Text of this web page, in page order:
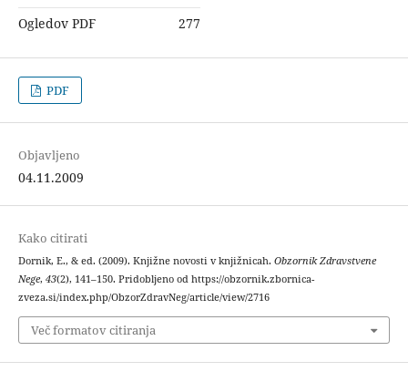
Ogledov PDF 277
PDF
Objavljeno
04.11.2009
Kako citirati
Dornik, E., & ed. (2009). Knjižne novosti v knjižnicah. Obzornik Zdravstvene
Nege, 43(2), 141–150. Pridobljeno od https://obzornik.zbornica-
zveza.si/index.php/ObzorZdravNeg/article/view/2716
Več formatov citiranja